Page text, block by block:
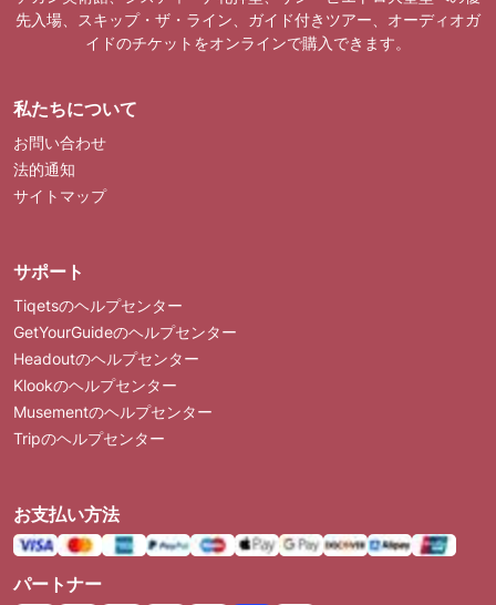
先入場、スキップ・ザ・ライン、ガイド付きツアー、オーディオガ
イドのチケットをオンラインで購入できます。
私たちについて
お問い合わせ
法的通知
サイトマップ
サポート
Tiqetsのヘルプセンター
GetYourGuideのヘルプセンター
Headoutのヘルプセンター
Klookのヘルプセンター
Musementのヘルプセンター
Tripのヘルプセンター
お支払い方法
パートナー